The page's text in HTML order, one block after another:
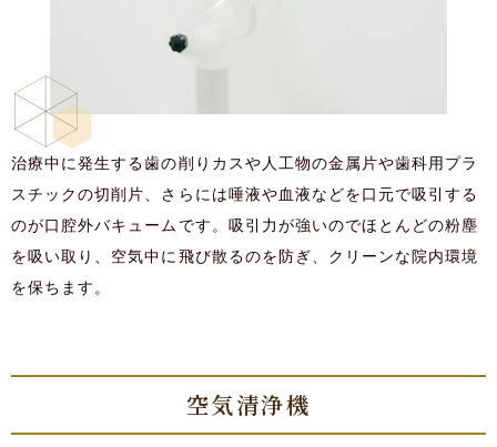
治療中に発生する歯の削りカスや人工物の金属片や歯科用プラ
スチックの切削片、さらには唾液や血液などを口元で吸引する
のが口腔外バキュームです。吸引力が強いのでほとんどの粉塵
を吸い取り、空気中に飛び散るのを防ぎ、クリーンな院内環境
を保ちます。
空気清浄機